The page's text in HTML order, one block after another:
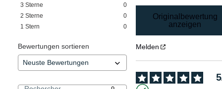
3 Sterne
0
2 Sterne
0
1 Stern 0
Bewertungen sortieren
Originalbewertung
anzeigen
Melden
5